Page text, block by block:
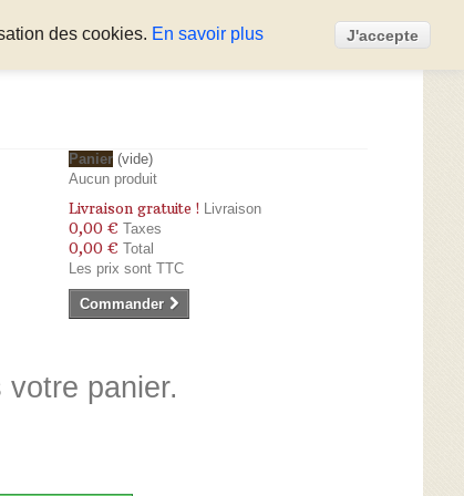
Panier (vide)
Aucun produit
Livraison gratuite ! Livraison
0,00 € Taxes
0,00 € Total
Les prix sont TTC
Commander
panier.
des cookies. En savoir plus J'accepte